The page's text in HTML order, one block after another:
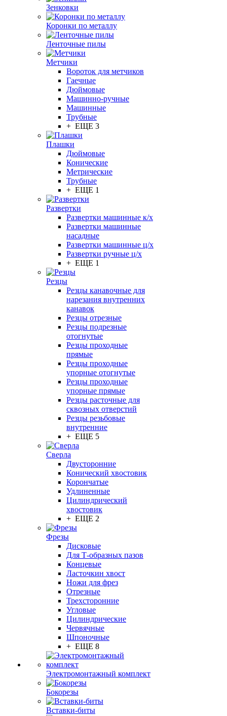
Зенковки
Коронки по металлу
Ленточные пилы
Метчики
Вороток для метчиков
Гаечные
Дюймовые
Машинно-ручные
Машинные
Трубные
+ ЕЩЕ 3
Плашки
Дюймовые
Конические
Метрические
Трубные
+ ЕЩЕ 1
Развертки
Развертки машинные к/х
Развертки машинные
насадные
Развертки машинные ц/х
Развертки ручные ц/х
+ ЕЩЕ 1
Резцы
Резцы канавочные для
нарезания внутренних
канавок
Резцы отрезные
Резцы подрезные
отогнутые
Резцы проходные
прямые
Резцы проходные
упорные отогнутые
Резцы проходные
упорные прямые
Резцы расточные для
сквозных отверстий
Резцы резьбовые
внутренние
+ ЕЩЕ 5
Сверла
Двусторонние
Конический хвостовик
Корончатые
Удлиненные
Цилиндрический
хвостовик
+ ЕЩЕ 2
Фрезы
Дисковые
Для Т-образных пазов
Концевые
Ласточкин хвост
Ножи для фрез
Отрезные
Трехсторонние
Угловые
Цилиндрические
Червячные
Шпоночные
+ ЕЩЕ 8
Электромонтажный комплект
Бокорезы
Вставки-биты